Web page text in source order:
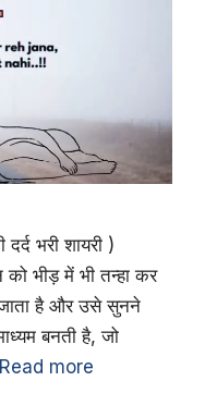
भरी शायरी )
भीड़ में भी तन्हा कर
है और उसे सुनने
बनती है, जो
Read more